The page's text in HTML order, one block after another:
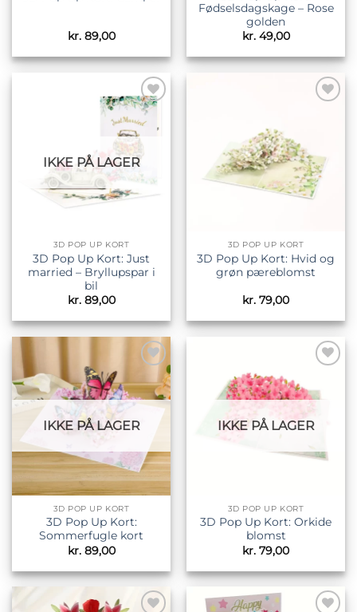
kr.89,00
Fødselsdagskage – Rose
golden
kr.49,00
Tilføj til
ønskeliste
IKKE PÅ LAGER
3D POP UP KORT
3D Pop Up Kort: Just
married – Bryllupspar i
bil
kr.89,00
3D POP UP KORT
3D Pop Up Kort: Hvid og
grøn pæreblomst
kr. 79,00
ønskeliste
IKKE PÅ LAGER
3D POP UP KORT
3D Pop Up Kort:
Sommerfugle kort
kr.89,00
ønskeliste
IKKE PÅ LAGER
3D POP UP KORT
3D Pop Up Kort: Orkide
blomst
kr. 79,00